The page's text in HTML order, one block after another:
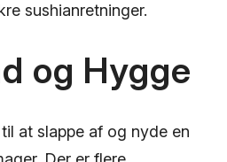
sushianretninger.
og Hygge
at slappe af og nyde en